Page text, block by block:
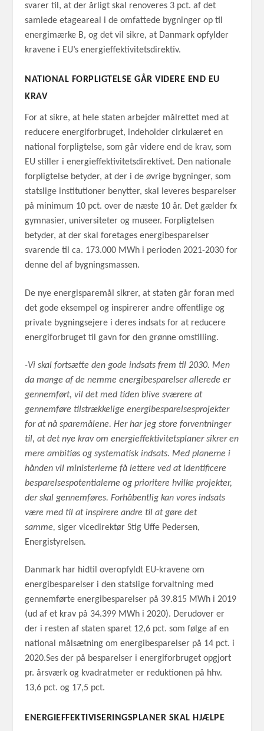
svarer til, at der årligt skal renoveres 3 pct. af det
samlede etageareal i de omfattede bygninger op til
energimærke B, og det vil sikre, at Danmark opfylder
kravene i EU’s energieffektivitets­direktiv.
NATIONAL FORPLIGTELSE GÅR VIDERE END EU
KRAV
For at sikre, at hele staten arbejder målrettet med at
reducere energiforbruget, indeholder cirkulæret en
national forpligtelse, som går videre end de krav, som
EU stiller i energieffektivitetsdirektivet. Den nationale
forpligtelse betyder, at der i de øvrige bygninger, som
statslige institutioner benytter, skal leveres besparelser
på minimum 10 pct. over de næste 10 år. Det gælder fx
gymnasier, universiteter og museer. Forpligtelsen
betyder, at der skal foretages energibesparelser
svarende til ca. 173.000 MWh i perioden 2021-2030 for
denne del af bygningsmassen.
De nye energisparemål sikrer, at staten går foran med
det gode eksempel og inspirerer andre offentlige og
private bygningsejere i deres indsats for at reducere
energiforbruget til gavn for den grønne omstilling.
-Vi skal fortsætte den gode indsats frem til 2030. Men
da mange af de nemme energibesparelser allerede er
gennemført, vil det med tiden blive sværere at
gennemføre tilstrækkelige energibesparelsesprojekter
for at nå sparemålene. Her har jeg store forventninger
til, at det nye krav om energieffektivitetsplaner sikrer en
mere ambitiøs og systematisk indsats. Med planerne i
hånden vil ministerierne få lettere ved at identificere
besparelsespotentialerne og prioritere hvilke projekter,
der skal gennemføres. Forhåbentlig kan vores indsats
være med til at inspirere andre til at gøre det
samme,siger vicedirektør Stig Uffe Pedersen,
Energistyrelsen.
Danmark har hidtil overopfyldt EU-kravene om
energibesparelser i den statslige forvaltning med
gennemførte energibesparelser på 39.815 MWh i 2019
(ud af et krav på 34.399 MWh i 2020). Derudover er
der i resten af staten sparet 12,6 pct. som følge af en
national målsætning om energibesparelser på 14 pct. i
2020.Ses der på besparelser i energiforbruget opgjort
pr. årsværk og kvadratmeter er reduktionen på hhv.
13,6 pct. og 17,5 pct.
ENERGIEFFEKTIVISERINGSPLANER SKAL HJÆLPE